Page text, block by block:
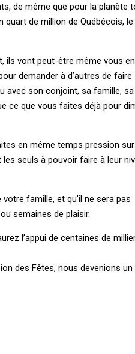
de même que pour la planète
quart de million de Québécois,
ils vont peut-être même vous
demander à d’autres de faire
avec son conjoint, sa famille,
ce que vous faites déjà pour
en même temps pression
seuls à pouvoir faire à leur
famille, et qu’il ne sera pas
semaines de plaisir.
l’appui de centaines de
des Fêtes, nous devenions un